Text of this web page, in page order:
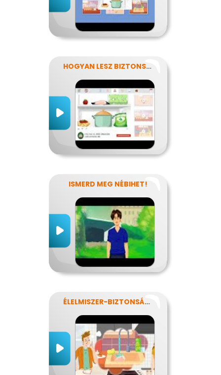
HOGYAN LESZ BIZTONSÁGOS, AMIT MEGESZEL?
ISMERD MEG NÉBIHET!
ÉLELMISZER-BIZTONSÁG, NÉBIH, EFSA